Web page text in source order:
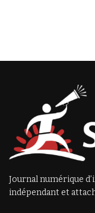
Journal numérique
indépendant et